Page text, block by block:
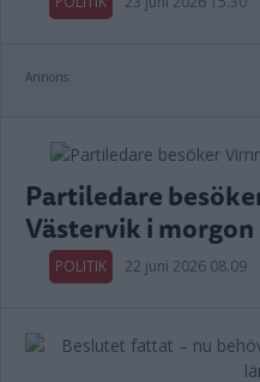
Annons:
Partiledare
Västervik i morgon
POLITIK 22 juni 2026 08.09